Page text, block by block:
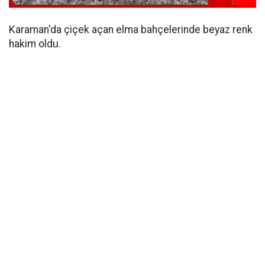
Karaman'da çiçek açan elma bahçelerinde beyaz renk
hakim oldu.